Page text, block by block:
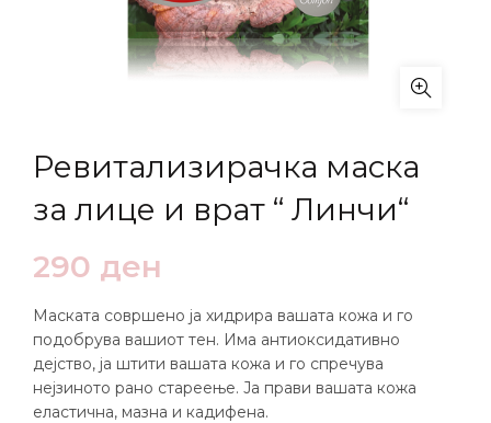
Ревитализирачка маска
за лице и врат “ Линчи“
290 ден
Маската совршено ја хидрира вашата кожа и го
подобрува вашиот тен. Има антиоксидативно
дејство, ја штити вашата кожа и го спречува
нејзиното рано стареење. Ја прави вашата кожа
еластична, мазна и кадифена.